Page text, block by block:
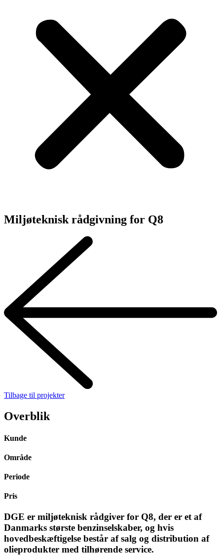
Miljøteknisk rådgivning for Q8
Tilbage til projekter
Overblik
Kunde
Område
Periode
Pris
DGE er miljøteknisk rådgiver for Q8, der er et af
Danmarks største benzinselskaber, og hvis
hovedbeskæftigelse består af salg og distribution af
olieprodukter med tilhørende service.